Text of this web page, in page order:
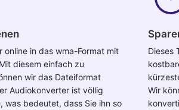
online in das wma-Format mit
diesem einfach zu
wir das Dateiformat
Audiokonverter ist völlig
was bedeutet, dass Sie ihn so
Dieses
Wir